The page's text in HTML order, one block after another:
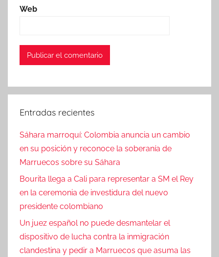
Web
Entradas recientes
Sáhara marroquí: Colombia anuncia un cambio
en su posición y reconoce la soberanía de
Marruecos sobre su Sáhara
Bourita llega a Cali para representar a SM el Rey
en la ceremonia de investidura del nuevo
presidente colombiano
Un juez español no puede desmantelar el
dispositivo de lucha contra la inmigración
clandestina y pedir a Marruecos que asuma las